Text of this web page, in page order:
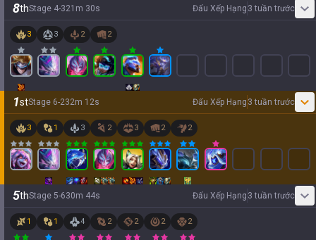
8thStage 4-321 m 30s Đấu Xếp Hạng 3 tuần trước
3 3 2 2
1stStage 6-232m 12s Đấu Xếp Hạng 3 tuần trước
3 1 3 2 3 2 2
5thStage 5-630m 44s Đấu Xếp Hạng 3 tuần trước
1 1 4 2 2 2 2